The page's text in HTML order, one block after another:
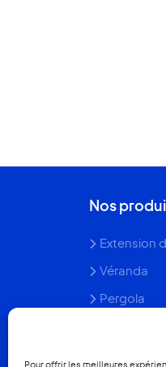
Pour offrir les meilleures
Nos
Extension
Véranda
Pergola